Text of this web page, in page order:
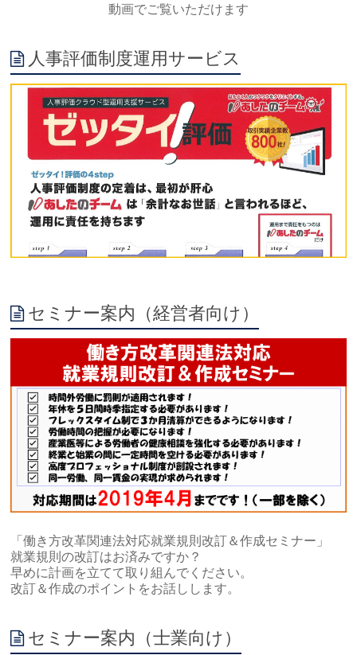
動画でご覧いただけます
人事評価制度運用サービス
セミナー案内（経営者向け）
「働き方改革関連法対応就業規則改訂＆作成セミナー」
就業規則の改訂はお済みですか？
早めに計画を立てて取り組んでください。
改訂＆作成のポイントをお話しします。
セミナー案内（士業向け）